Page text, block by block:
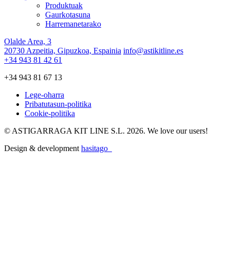
Produktuak
Gaurkotasuna
Harremanetarako
Olalde Area, 3
20730 Azpeitia, Gipuzkoa, Espainia info@astikitline.es
+34 943 81 42 61
+34 943 81 67 13
Lege-oharra
Pribatutasun-politika
Cookie-politika
© ASTIGARRAGA KIT LINE S.L. 2026. We love our users!
Design & development hasitago_